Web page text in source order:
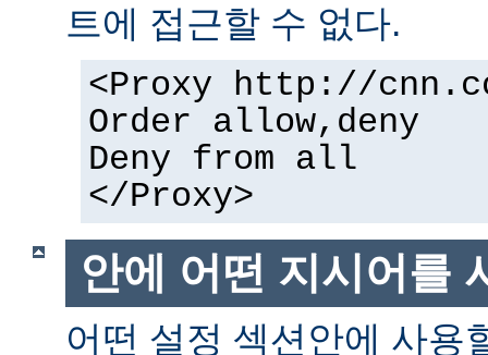
트에 접근할 수 없다.
<Proxy http://
Order allow,deny
Deny from all
</Proxy>
안에 어떤 지시어를
어떤 설정 섹션안에 사용